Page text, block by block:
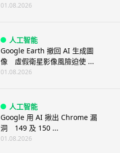
01.08.2026
人工智能
Google Earth 撤回 AI 生成圖
像 虛假衛星影像風險迫使 ...
01.08.2026
人工智能
Google 用 AI 揪出 Chrome 漏
洞 149 及 150 ...
01.08.2026